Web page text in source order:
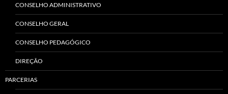
CONSELHO ADMINISTRATIVO
CONSELHO GERAL
CONSELHO PEDAGÓGICO
DIREÇÃO
PARCERIAS